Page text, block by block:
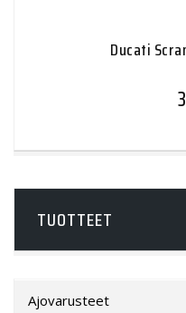
Ducati
TUOTTEET
Ajovarusteet